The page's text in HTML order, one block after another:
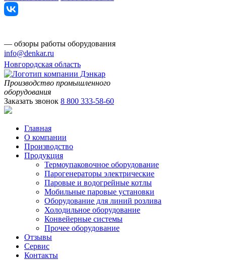
— обзоры работы оборудования
info@denkar.ru
Новгородская область
Производство промышленного
оборудования
Заказать звонок 8 800 333-58-60
Главная
О компании
Производство
Продукция
Термоупаковочное оборудование
Парогенераторы электрические
Паровые и водогрейные котлы
Мобильные паровые установки
Оборудование для линий розлива
Холодильное оборудование
Конвейерные системы
Прочее оборудование
Отзывы
Сервис
Контакты